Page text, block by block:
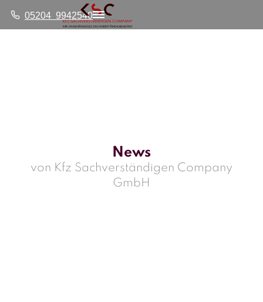
News
von Kfz Sachverständigen Company
GmbH
05204 9942540